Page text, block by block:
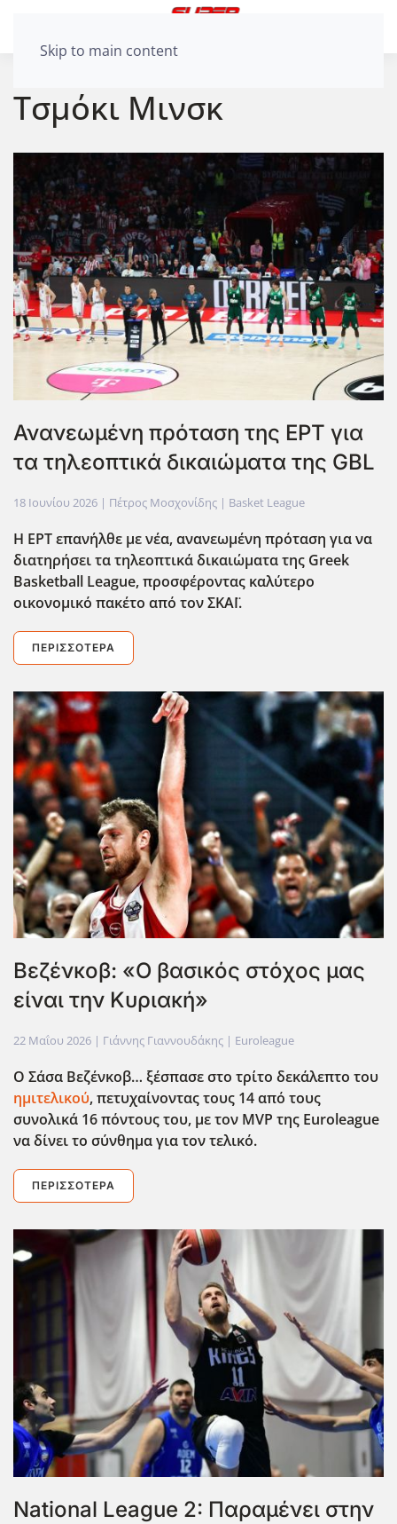
Skip to main content
Τσμόκι Μινσκ
Ανανεωμένη πρόταση της ΕΡΤ για
τα τηλεοπτικά δικαιώματα της GBL
18 Ιουνίου 2026 | Πέτρος Μοσχονίδης | Basket League
Η ΕΡΤ επαν΄ηλθε με νέα, ανανεωμένη πρόταση για να
διατηρήσει τα τηλεοπτικά δικαιώματα της Greek
Basketball League, προσφέροντας καλύτερο
οικονομικό πακέτο από τον ΣΚΑΪ.
ΠΕΡΙΣΣΌΤΕΡΑ
Βεζένκοβ: «Ο βασικός στόχος μας
είναι την Κυριακή»
22 Μαΐου 2026 | Γιάννης Γιαννουδάκης | Euroleague
Ο Σάσα Βεζένκοβ… ξέσπασε στο τρίτο δεκάλεπτο του
ημιτελικού, πετυχαίνοντας τους 14 από τους
συνολικά 16 πόντους του, με τον MVP της Euroleague
να δίνει το σύνθημα για τον τελικό.
ΠΕΡΙΣΣΌΤΕΡΑ
National League 2: Παραμένει στην